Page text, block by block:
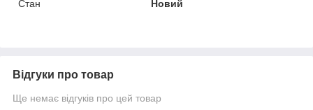
Стан
Новий
Відгуки про товар
Ще немає відгуків про цей товар